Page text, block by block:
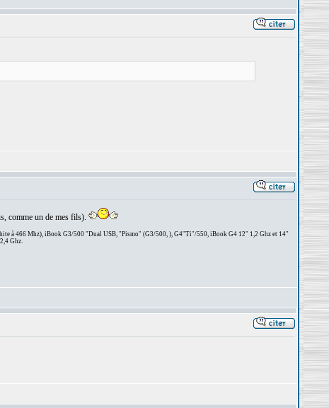
comme un de mes fils).
à 466 Mhz), iBook G3/500 "Dual USB, "Pismo" (G3/500, ), G4"Ti"/550, iBook G4 12" 1,2 Ghz et 14"
Ghz.